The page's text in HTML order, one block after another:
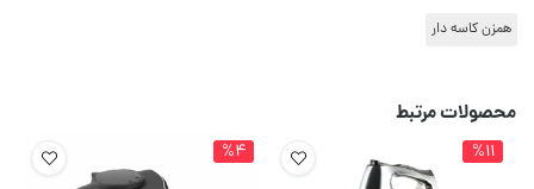
همزن کاسه دار
محصولات مرتبط
%11
%4